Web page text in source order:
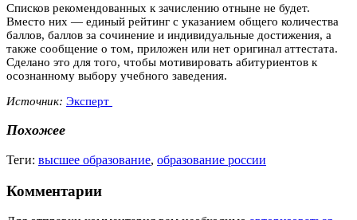
Списков рекомендованных к зачислению отныне не будет.
Вместо них — единый рейтинг с указанием общего количества
баллов, баллов за сочинение и индивидуальные достижения, а
также сообщение о том, приложен или нет оригинал аттестата.
Сделано это для того, чтобы мотивировать абитуриентов к
осознанному выбору учебного заведения.
Источник: Эксперт
Похожее
Теги: высшее образование, образование россии
Комментарии